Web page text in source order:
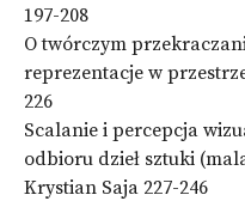
197-208
O twórczym
reprezentacje w
226
Scalanie i percepcja
odbioru dzieł sztuki
Krystian Saja 227-246